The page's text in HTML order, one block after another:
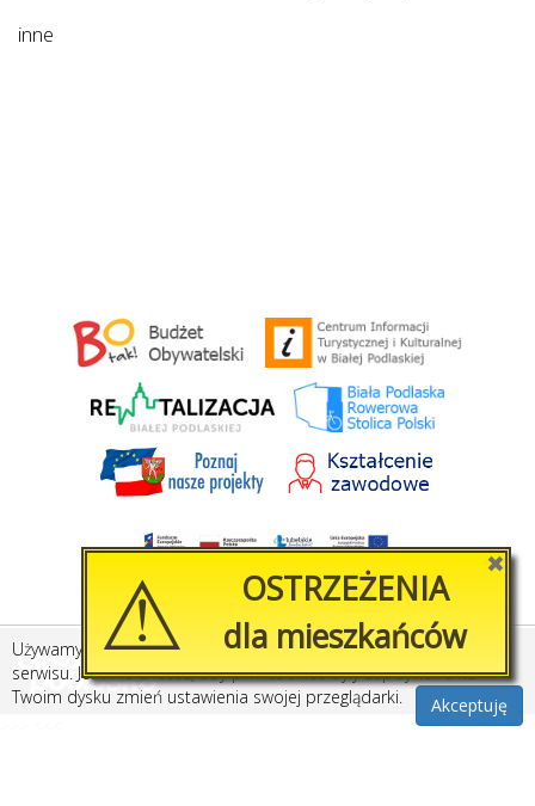
inne
Created byAmistad.pl
Używamy plików cookies, by ułatwić korzystanie z naszego
serwisu. Jeśli nie chcesz, aby pliki cookies były zapisywane na
Twoim dysku zmień ustawienia swojej przeglądarki.
Akceptuję
✖
⚠
OSTRZEŻENIA
dla mieszkańców